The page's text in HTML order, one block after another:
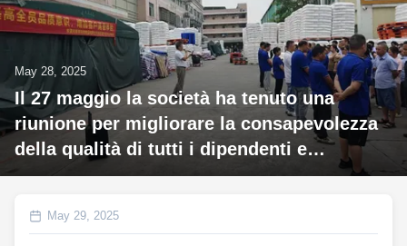
May 28, 2025
Il 27 maggio la società ha tenuto una
riunione per migliorare la consapevolezza
della qualità di tutti i dipendenti e
aumentare la soddisfazione dei clienti
May 29, 2025